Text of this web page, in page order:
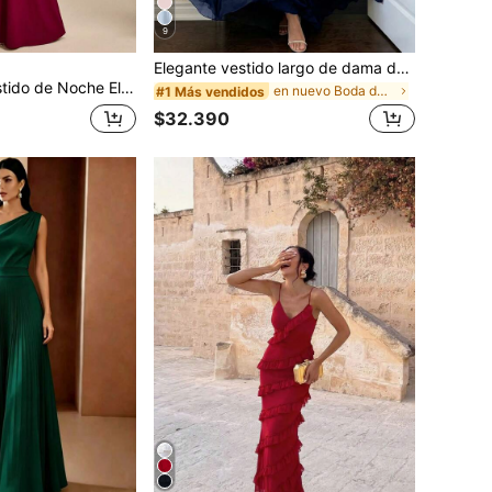
Decorado con Perlas Falsas para Mujeres de Talla Grande (Estilo de Mano de Obra Pesada)
9
Elegante vestido largo de dama de honor azul marino, sin mangas, cuello cuadrado, tela tejida, diseño asimétrico, adecuado para fiesta y baile, vestido de reunión de fiesta color borgoña, temporada de regreso a la escuela, temporada de graduación de Halloween
#1 Más vendidos en nuevo Boda de mujeres
$32.390